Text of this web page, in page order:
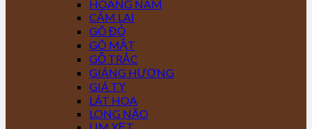
HOÀNG NAM
CẨM LAI
GÕ ĐỎ
GÕ MẬT
GỖ TRẮC
GIÁNG HƯƠNG
GIÁ TỴ
LÁT HOA
LONG NÃO